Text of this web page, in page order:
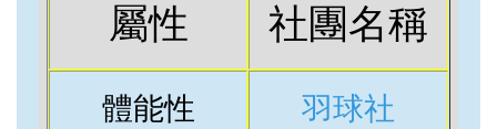
屬性 社團名稱
體能性 羽球社